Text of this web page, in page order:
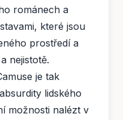
románech a
které jsou
prostředí a
nejistotě.
je tak
lidského
možnosti nalézt v